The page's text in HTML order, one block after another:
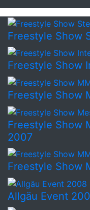
Freestyle Show
Freestyle Show
Freestyle Show
Freestyle Show
2007
Freestyle Show
Allgäu Event